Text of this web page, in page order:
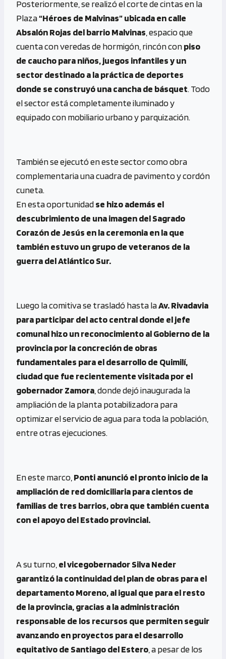
Posteriormente, se realizó el corte de cintas en la
Plaza“Héroes de Malvinas” ubicada en calle
Absalón Rojas del barrio Malvinas , espacio que
cuenta con veredas de hormigón, rincón conpiso
de caucho para niños, juegos infantiles y un
sector destinado a la práctica de deportes
donde se construyó una cancha de básquet. Todo
el sector está completamente iluminado y
equipado con mobiliario urbano y parquización.
También se ejecutó en este sector como obra
complementaria una cuadra de pavimento y cordón
cuneta.
En esta oportunidadse hizo además el
descubrimiento de una imagen del Sagrado
Corazón de Jesús en la ceremonia en la que
también estuvo un grupo de veteranos de la
guerra del Atlántico Sur.
Luego la comitiva se trasladó hasta laAv. Rivadavia
para participar del acto central donde el jefe
comunal hizo un reconocimiento al Gobierno de la
provincia por la concreción de obras
fundamentales para el desarrollo de Quimilí,
ciudad que fue recientemente visitada por el
gobernador Zamora , donde dejó inaugurada la
ampliación de la planta potabilizadora para
optimizar el servicio de agua para toda la población,
entre otras ejecuciones.
En este marco, Ponti anunció el pronto inicio de la
ampliación de red domiciliaria para cientos de
familias de tres barrios, obra que también cuenta
con el apoyo del Estado provincial.
A su turno, el vicegobernador Silva Neder
garantizó la continuidad del plan de obras para el
departamento Moreno, al igual que para el resto
de la provincia, gracias a la administración
responsable de los recursos que permiten seguir
avanzando en proyectos para el desarrollo
equitativo de Santiago del Estero , a pesar de los